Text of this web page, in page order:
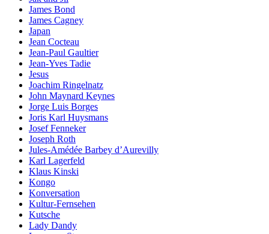
James Bond
James Cagney
Japan
Jean Cocteau
Jean-Paul Gaultier
Jean-Yves Tadie
Jesus
Joachim Ringelnatz
John Maynard Keynes
Jorge Luis Borges
Joris Karl Huysmans
Josef Fenneker
Joseph Roth
Jules-Amédée Barbey d’Aurevilly
Karl Lagerfeld
Klaus Kinski
Kongo
Konversation
Kultur-Fernsehen
Kutsche
Lady Dandy